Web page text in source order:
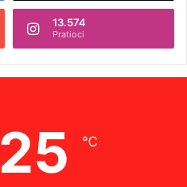
13.574
Pratioci
25 ℃